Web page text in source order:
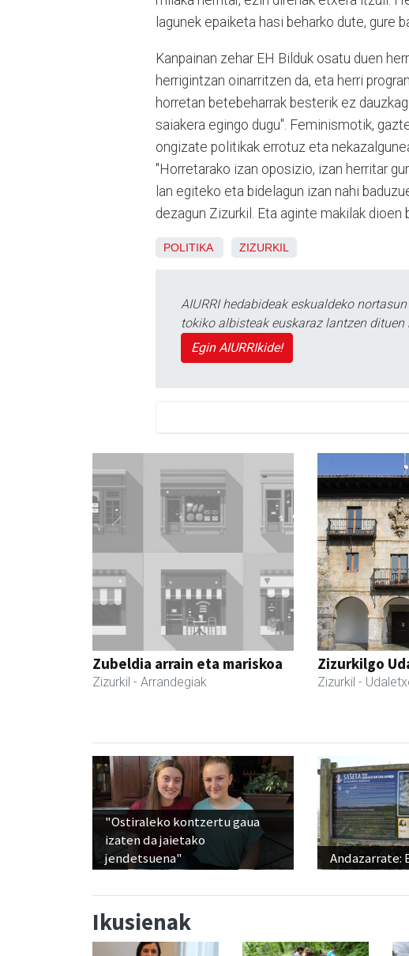
lagunek epaiketa hasi beharko dute, gure
Kanpainan zehar EH Bilduk osatu duen
herrigintzan oinarritzen da, eta herri
horretan betebeharrak besterik ez
saiakera egingo dugu". Feminismotik,
ongizate politikak errotuz eta
"Horretarako izan oposizio, izan herritar
lan egiteko eta bidelagun izan nahi
dezagun Zizurkil. Eta aginte makilak
POLITIKA ZIZURKIL
AIURRI hedabideak eskualdeko
tokiko albisteak euskaraz lantzen
Egin AIURRIkide!
Zubeldia arrain eta mariskoa
Zizurkil - Arrandegiak
Zizurkilgo
Zizurkil -
"Ostiraleko kontzertu gaua
izaten da jaietako
jendetsuena"
Andazarrate:
Ikusienak